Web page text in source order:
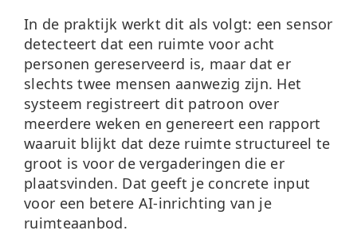
In de praktijk werkt dit als volgt: een sensor
detecteert dat een ruimte voor acht
personen gereserveerd is, maar dat er
slechts twee mensen aanwezig zijn. Het
systeem registreert dit patroon over
meerdere weken en genereert een rapport
waaruit blijkt dat deze ruimte structureel te
groot is voor de vergaderingen die er
plaatsvinden. Dat geeft je concrete input
voor een betere AI-inrichting van je
ruimteaanbod.